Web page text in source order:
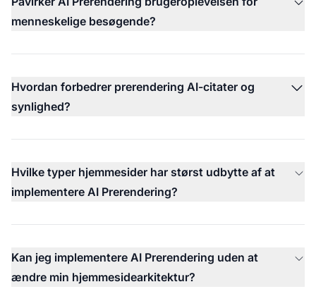
menneskelige besøgende?
Hvordan forbedrer prerendering AI-citater og
synlighed?
Hvilke typer hjemmesider har størst udbytte af at
implementere AI Prerendering?
Kan jeg implementere AI Prerendering uden at
ændre min hjemmesidearkitektur?